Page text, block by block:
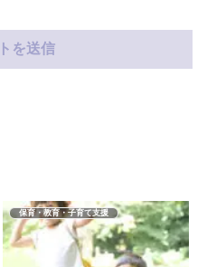
保育・教育・子育て支援